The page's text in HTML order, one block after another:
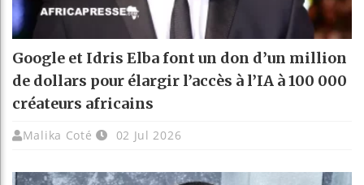
Google et Idris Elba font un don d’un million
de dollars pour élargir l’accès à l’IA à 100 000
créateurs africains
Malika Coté 02 Jul 2026